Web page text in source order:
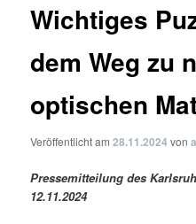
Wichtiges
dem Weg zu
optischen
Veröffentlicht am28.11.2024 von
Pressemitteilung des
12.11.2024